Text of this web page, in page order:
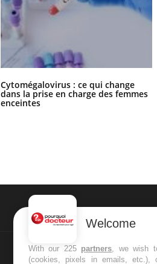
Cytomégalovirus : ce qui change
dans la prise en charge des femmes
enceintes
NEWSLETTER
Recevez toutes les
infos santé
Welcome
With our 225 partners, we wish
(cookies, pixels in emails, etc.),